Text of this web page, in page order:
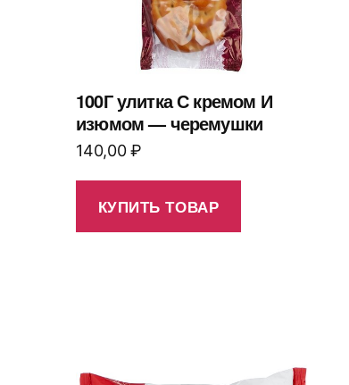
100Г улитка С кремом И
изюмом — черемушки
140,00₽
КУПИТЬ ТОВАР